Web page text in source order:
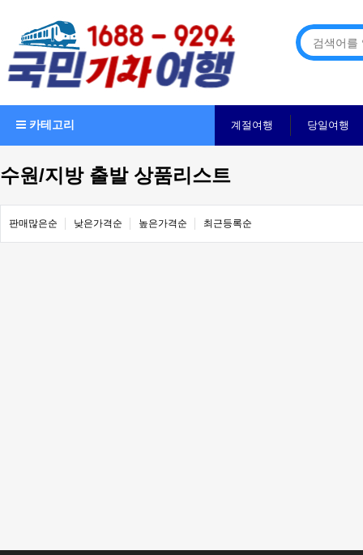
카테고리 계절여행 당일여행
수원/지방 출발 상품리스트
판매많은순 낮은가격순 높은가격순 최근등록순